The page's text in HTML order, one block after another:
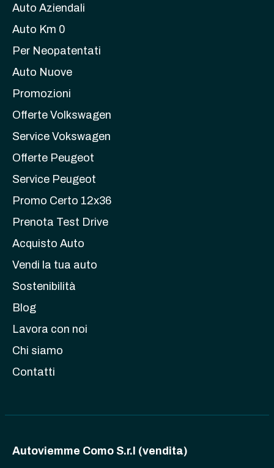
Auto Aziendali
Auto Km 0
Per Neopatentati
Auto Nuove
Promozioni
Offerte Volkswagen
Service Vokswagen
Offerte Peugeot
Service Peugeot
Promo Certo 12x36
Prenota Test Drive
Acquisto Auto
Vendi la tua auto
Sostenibilità
Blog
Lavora con noi
Chi siamo
Contatti
Autoviemme Como S.r.l (vendita)